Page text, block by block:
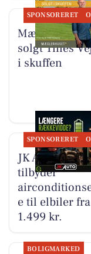
SPONSORERET
Mæglerhuset
solgt Tines
i skuffen
SPONSORERET
JK Auto ApS
tilbyder
e til elbiler fra
1.499 kr.
BOLIGMARKED